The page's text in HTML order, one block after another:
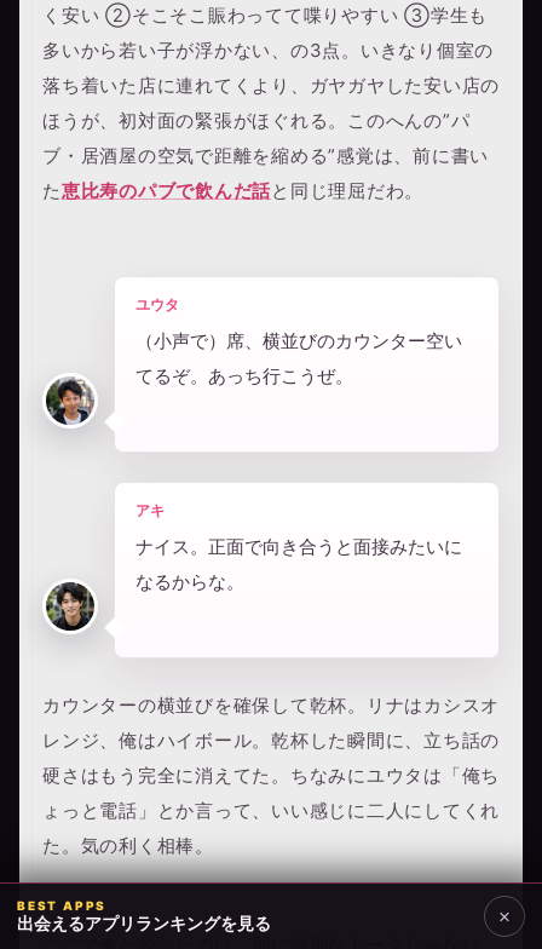
く安い ②そこそこ賑わってて喋りやすい ③学生も
多いから若い子が浮かない、の3点。いきなり個室の
落ち着いた店に連れてくより、ガヤガヤした安い店の
ほうが、初対面の緊張がほぐれる。このへんの”パ
ブ・居酒屋の空気で距離を縮める”感覚は、前に書い
た恵比寿のパブで飲んだ話と同じ理屈だわ。
ユウタ
（小声で）席、横並びのカウンター空い
てるぞ。あっち行こうぜ。
アキ
ナイス。正面で向き合うと面接みたいに
なるからな。
カウンターの横並びを確保して乾杯。リナはカシスオ
レンジ、俺はハイボール。乾杯した瞬間に、立ち話の
硬さはもう完全に消えてた。ちなみにユウタは「俺ち
ょっと電話」とか言って、いい感じに二人にしてくれ
た。気の利く相棒。